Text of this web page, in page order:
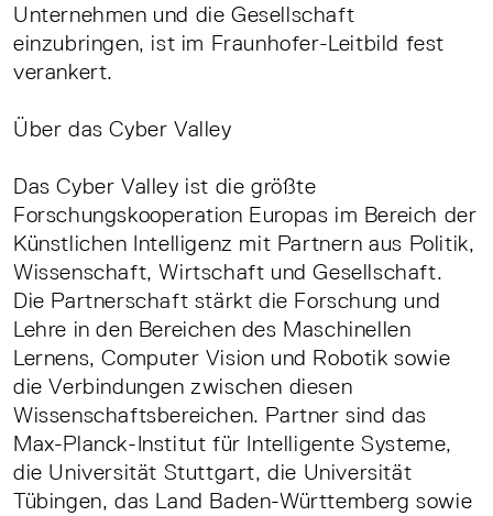
Unternehmen und die Gesellschaft
einzubringen, ist im Fraunhofer-Leitbild fest
verankert.
Über das Cyber Valley
Das Cyber Valley ist die größte
Forschungskooperation Europas im Bereich der
Künstlichen Intelligenz mit Partnern aus Politik,
Wissenschaft, Wirtschaft und Gesellschaft.
Die Partnerschaft stärkt die Forschung und
Lehre in den Bereichen des Maschinellen
Lernens, Computer Vision und Robotik sowie
die Verbindungen zwischen diesen
Wissenschaftsbereichen. Partner sind das
Max-Planck-Institut für Intelligente Systeme,
die Universität Stuttgart, die Universität
Tübingen, das Land Baden-Württemberg sowie